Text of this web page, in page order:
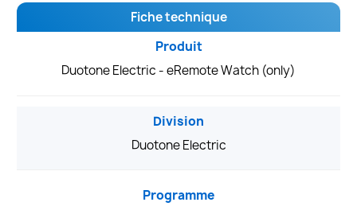
Fiche technique
Produit
Duotone Electric - eRemote Watch (only)
Division
Duotone Electric
Programme